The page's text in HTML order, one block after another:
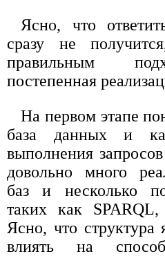
Ясно, что
сразу не
правильным
постепенная
На первом этапе
база данных и
выполнения
довольно много
баз и несколько
таких как
Ясно, что структура
влиять на